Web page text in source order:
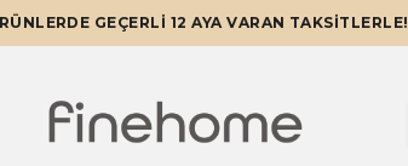
GEÇERLİ 12 AYA VARAN TAKSİTLERLE!